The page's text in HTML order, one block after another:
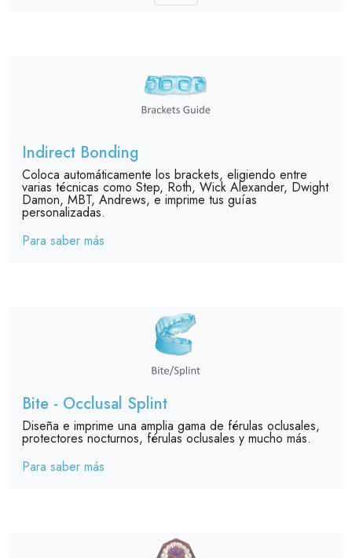
Indirect Bonding
Coloca automáticamente los brackets, eligiendo entre
varias técnicas como Step, Roth, Wick Alexander, Dwight
Damon, MBT, Andrews, e imprime tus guías
personalizadas.
Para saber más
Bite - Occlusal Splint
Diseña e imprime una amplia gama de férulas oclusales,
protectores nocturnos, férulas oclusales y mucho más.
Para saber más